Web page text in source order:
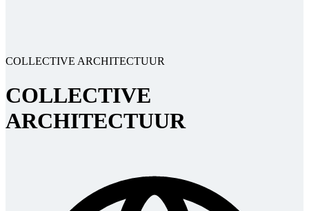
COLLECTIVE ARCHITECTUUR
COLLECTIVE
ARCHITECTUUR